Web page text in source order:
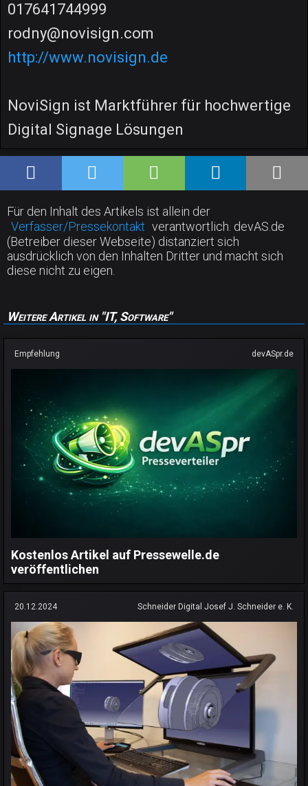
017641744999
rodny@novisign.com
http://www.novisign.de
NoviSign ist Marktführer für hochwertige
Digital Signage Lösungen
Für den Inhalt des Artikels ist allein der
Verfasser/Pressekontakt verantwortlich. devAS.de
(Betreiber dieser Webseite) distanziert sich
ausdrücklich von den Inhalten Dritter und macht sich
diese nicht zu eigen.
Weitere Artikel in "IT, Software"
Empfehlung devASpr.de
Kostenlos Artikel auf Pressewelle.de
veröffentlichen
20.12.2024 Schneider Digital Josef J. Schneider e. K.